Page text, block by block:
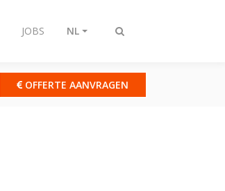
Zoeken
JOBS NL
OFFERTE AANVRAGEN